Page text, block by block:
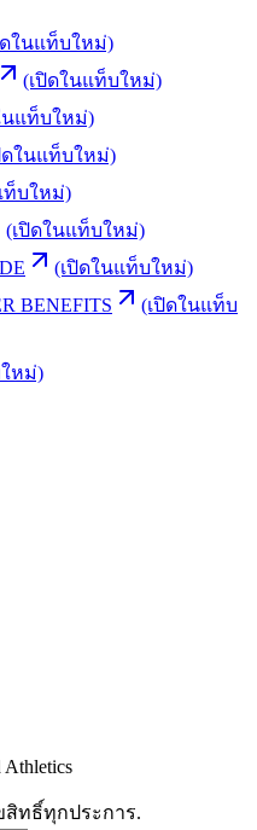
ดในแท็บใหม่)
(เปิดในแท็บใหม่)
นแท็บใหม่)
ดในแท็บใหม่)
ท็บใหม่)
(เปิดในแท็บใหม่)
(เปิดในแท็บใหม่)
BENEFITS
(เปิดในแท็บ
หม่)
Athletics
สิทธิ์ทุกประการ.